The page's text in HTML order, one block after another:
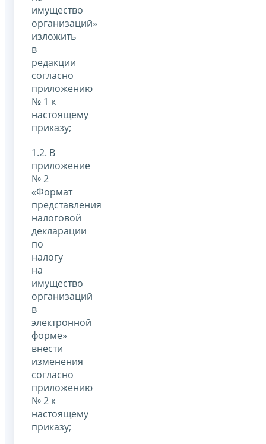
имущество
организаций»
изложить
в
редакции
согласно
приложению
№ 1 к
настоящему
приказу;
1.2. В
приложение
№ 2
«Формат
представления
налоговой
декларации
по
налогу
на
имущество
организаций
в
электронной
форме»
внести
изменения
согласно
приложению
№ 2 к
настоящему
приказу;